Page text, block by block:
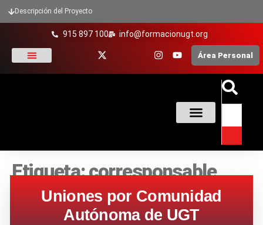
Descripción del Proyecto
915 897 100 info@formacionugt.org
Área Personal
Etiqueta:corresponsable
Uniones por Comunidad
Autónoma de UGT